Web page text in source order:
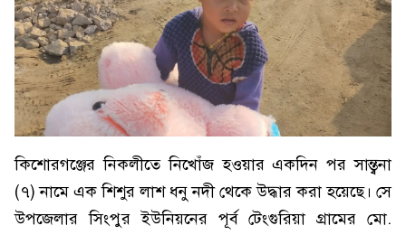
কিশোরগঞ্জের নিকলীতে নিখোঁজ হওয়ার একদিন পর সান্ত্বনা
(৭) নামে এক শিশুর লাশ ধনু নদী থেকে উদ্ধার করা হয়েছে। সে
উপজেলার সিংপুর ইউনিয়নের পূর্ব টেংগুরিয়া গ্রামের মো.